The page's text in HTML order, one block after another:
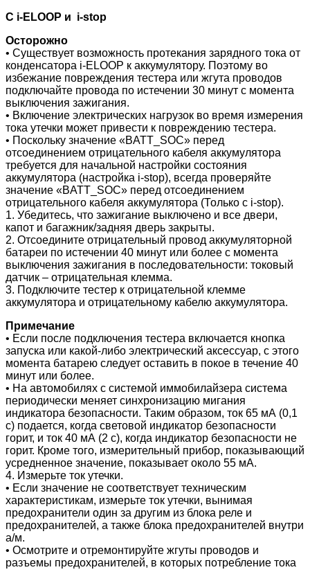
С i-ELOOP и i-stop
Осторожно
• Существует возможность протекания зарядного тока от
конденсатора i-ELOOP к аккумулятору. Поэтому во
избежание повреждения тестера или жгута проводов
подключайте провода по истечении 30 минут с момента
выключения зажигания.
• Включение электрических нагрузок во время измерения
тока утечки может привести к повреждению тестера.
• Поскольку значение «BATT_SOC» перед
отсоединением отрицательного кабеля аккумулятора
требуется для начальной настройки состояния
аккумулятора (настройка i-stop), всегда проверяйте
значение «BATT_SOC» перед отсоединением
отрицательного кабеля аккумулятора (Только с i-stop).
1. Убедитесь, что зажигание выключено и все двери,
капот и багажник/задняя дверь закрыты.
2. Отсоедините отрицательный провод аккумуляторной
батареи по истечении 40 минут или более с момента
выключения зажигания в последовательности: токовый
датчик – отрицательная клемма.
3. Подключите тестер к отрицательной клемме
аккумулятора и отрицательному кабелю аккумулятора.
Примечание
• Если после подключения тестера включается кнопка
запуска или какой-либо электрический аксессуар, с этого
момента батарею следует оставить в покое в течение 40
минут или более.
• На автомобилях с системой иммобилайзера система
периодически меняет синхронизацию мигания
индикатора безопасности. Таким образом, ток 65 мА (0,1
с) подается, когда световой индикатор безопасности
горит, и ток 40 мА (2 с), когда индикатор безопасности не
горит. Кроме того, измерительный прибор, показывающий
усредненное значение, показывает около 55 мА.
4. Измерьте ток утечки.
• Если значение не соответствует техническим
характеристикам, измерьте ток утечки, вынимая
предохранители один за другим из блока реле и
предохранителей, а также блока предохранителей внутри
а/м.
• Осмотрите и отремонтируйте жгуты проводов и
разъемы предохранителей, в которых потребление тока